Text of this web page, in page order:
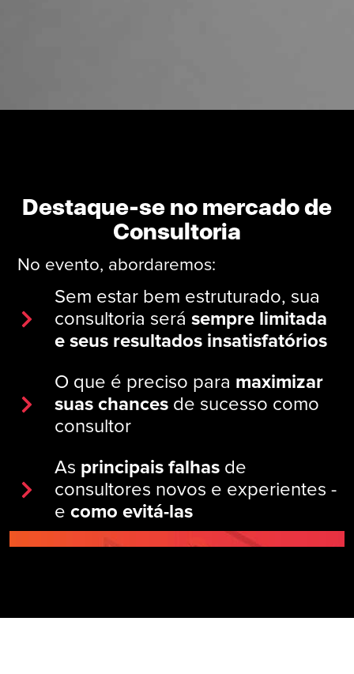
Destaque-se no mercado de
Consultoria​
No evento, abordaremos:
Sem estar bem estruturado, sua
consultoria será sempre limitada
e seus resultados insatisfatórios
O que é preciso para maximizar
suas chances de sucesso como
consultor
As principais falhas de
consultores novos e experientes -
e como evitá-las